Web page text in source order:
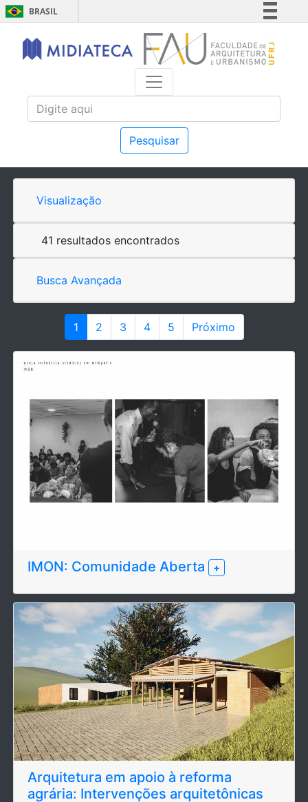
BRASIL
Simplifique!
Comunica BR
Acesso à informação
Pesquisar
Visualização
41 resultados encontrados
Busca Avançada
1 2 3 4 5 Próximo
IMON: Comunidade Aberta +
Arquitetura em apoio à reforma
agrária: Intervenções arquitetônicas